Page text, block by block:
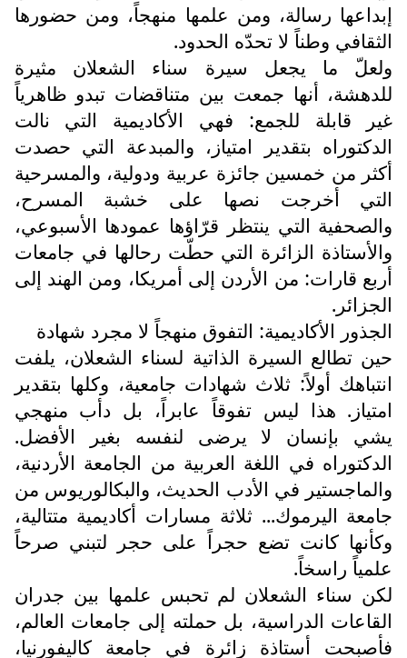
إبداعها رسالة، ومن علمها منهجاً، ومن حضورها
الثقافي وطناً لا تحدّه الحدود.
ولعلّ ما يجعل سيرة سناء الشعلان مثيرة
للدهشة، أنها جمعت بين متناقضات تبدو ظاهرياً
غير قابلة للجمع: فهي الأكاديمية التي نالت
الدكتوراه بتقدير امتياز، والمبدعة التي حصدت
أكثر من خمسين جائزة عربية ودولية، والمسرحية
التي أخرجت نصها على خشبة المسرح،
والصحفية التي ينتظر قرّاؤها عمودها الأسبوعي،
والأستاذة الزائرة التي حطّت رحالها في جامعات
أربع قارات: من الأردن إلى أمريكا، ومن الهند إلى
الجزائر.
الجذور الأكاديمية: التفوق منهجاً لا مجرد شهادة
حين تطالع السيرة الذاتية لسناء الشعلان، يلفت
انتباهك أولاً: ثلاث شهادات جامعية، وكلها بتقدير
امتياز. هذا ليس تفوقاً عابراً، بل دأب منهجي
يشي بإنسان لا يرضى لنفسه بغير الأفضل.
الدكتوراه في اللغة العربية من الجامعة الأردنية،
والماجستير في الأدب الحديث، والبكالوريوس من
جامعة اليرموك... ثلاثة مسارات أكاديمية متتالية،
وكأنها كانت تضع حجراً على حجر لتبني صرحاً
علمياً راسخاً.
لكن سناء الشعلان لم تحبس علمها بين جدران
القاعات الدراسية، بل حملته إلى جامعات العالم،
فأصبحت أستاذة زائرة في جامعة كاليفورنيا،